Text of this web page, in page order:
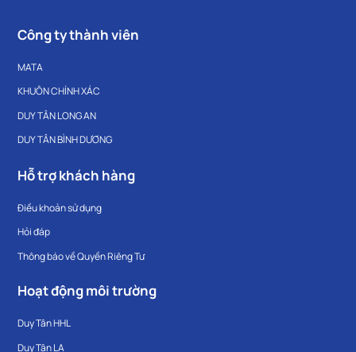
Công ty thành viên
MATA
KHUÔN CHÍNH XÁC
DUY TÂN LONG AN
DUY TÂN BÌNH DƯƠNG
Hỗ trợ khách hàng
Điều khoản sử dụng
Hỏi đáp
Thông báo về Quyền Riêng Tư
Hoạt động môi trường
Duy Tân HHL
Duy Tân LA